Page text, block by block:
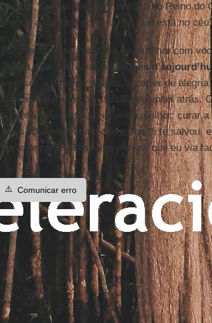
que diz ‘Senhor, Senhor’, entrará no Reino
prática a vontade do meu Pai, que está no
Para terminar, eu gostaria de partilhar com
Julien, que apareceu emSignes d’aujourd’hui
leprosos a nos crer salvos, a correr de
apenas exteriormente. Então, eu voltei atrás.
a minha pele podia fazer ainda melhor: curar
Deus. Quando ele me disse: tua fé te salvou,
curandeiro. Era Deus em pessoa que eu via
⚠️ Comunicar erro